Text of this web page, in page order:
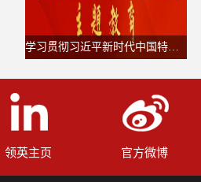
学习贯彻习近平新时代中国特色社会主义思想主题教育
领英主页 官方微博